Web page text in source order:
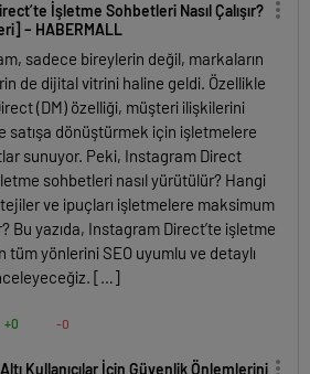
İşletme Sohbetleri Nasıl Çalışır?
– HABERMALL
sadece bireylerin değil, markaların
de dijital vitrini haline geldi. Özellikle
(DM) özelliği, müşteri ilişkilerini
satışa dönüştürmek için işletmelere
sunuyor. Peki, Instagram Direct
sohbetleri nasıl yürütülür? Hangi
ve ipuçları işletmelere maksimum
Bu yazıda, Instagram Direct’te işletme
tüm yönlerini SEO uyumlu ve detaylı
[…]
+0 -0
Kullanıcılar İçin Güvenlik Önlemlerini